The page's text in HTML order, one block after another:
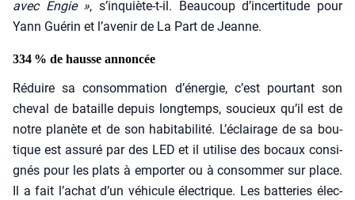
avec Engie », s’inquiète-t-il. Beau­coup d’incertitude pour
Yann Gué­rin et l’avenir de La Part de Jeanne.
334 % de hausse annoncée
Réduire sa consom­ma­tion d’énergie, c’est pour­tant son
che­val de bataille depuis long­temps, sou­cieux qu’il est de
notre pla­nète et de son habi­ta­bi­li­té. L’éclairage de sa bou­
tique est assu­ré par des LED et il uti­lise des bocaux consi­
gnés pour les plats à empor­ter ou à consom­mer sur place.
Il a fait l’achat d’un véhi­cule élec­trique. Les bat­te­ries élec­